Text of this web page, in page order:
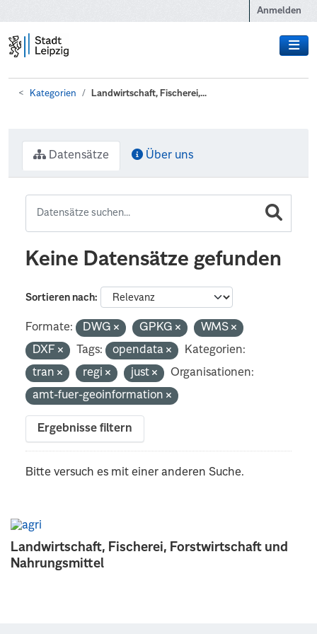
Anmelden
Kategorien Landwirtschaft, Fischerei,...
Landwirtschaft, Fischerei, Forstwirtschaft und
Nahrungsmittel
Datensätze Über uns
Keine Datensätze gefunden
Sortieren nach
Formate: DWG GPKG
WMS
DXF
Tags: opendata
Kategorien:
tran
regi just
Organisationen:
amt-fuer-geoinformation
Ergebnisse filtern
Bitte versuch es mit einer anderen Suche.